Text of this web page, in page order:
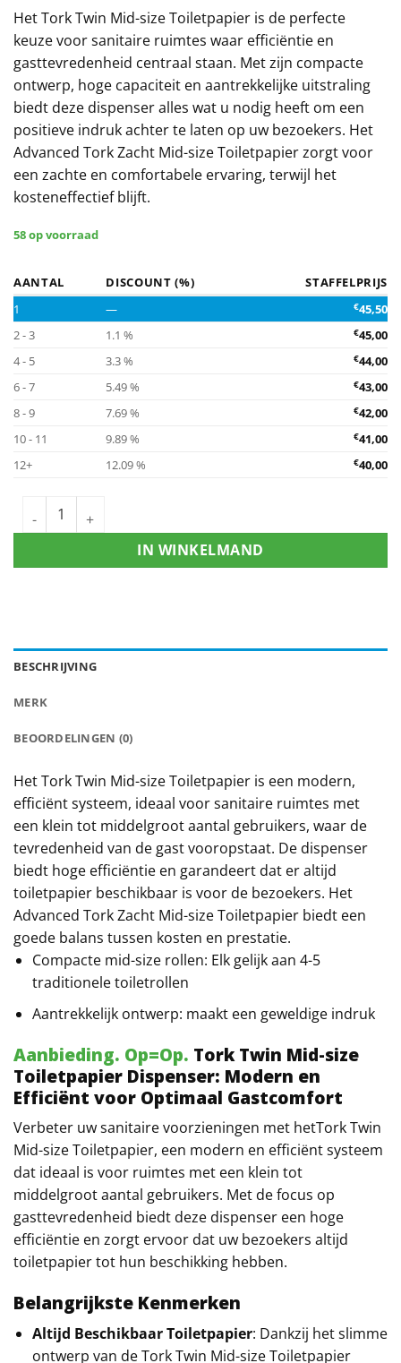
Het Tork Twin Mid-size Toiletpapier is de perfecte
keuze voor sanitaire ruimtes waar efficiëntie en
gasttevredenheid centraal staan. Met zijn compacte
ontwerp, hoge capaciteit en aantrekkelijke uitstraling
biedt deze dispenser alles wat u nodig heeft om een
positieve indruk achter te laten op uw bezoekers. Het
Advanced Tork Zacht Mid-size Toiletpapier zorgt voor
een zachte en comfortabele ervaring, terwijl het
kosteneffectief blijft.
58 op voorraad
AANTAL DISCOUNT (%)
STAFFELPRIJS
1
— €45,50
2 - 3
1.1 % €45,00
4 - 5
3.3 % €44,00
6 - 7
5.49 % €43,00
8 - 9
7.69 % €42,00
10 - 11
9.89 % €41,00
12+
12.09 % €40,00
IN WINKELMAND
BESCHRIJVING
MERK
BEOORDELINGEN (0)
Het Tork Twin Mid-size Toiletpapier is een modern,
efficiënt systeem, ideaal voor sanitaire ruimtes met
een klein tot middelgroot aantal gebruikers, waar de
tevredenheid van de gast vooropstaat. De dispenser
biedt hoge efficiëntie en garandeert dat er altijd
toiletpapier beschikbaar is voor de bezoekers. Het
Advanced Tork Zacht Mid-size Toiletpapier biedt een
goede balans tussen kosten en prestatie.
Compacte mid-size rollen: Elk gelijk aan 4-5
traditionele toiletrollen
Aantrekkelijk ontwerp: maakt een geweldige indruk
Aanbieding. Op=Op. Tork Twin Mid-size
Toiletpapier Dispenser: Modern en
Efficiënt voor Optimaal Gastcomfort
Verbeter uw sanitaire voorzieningen met hetTork Twin
Mid-size Toiletpapier, een modern en efficiënt systeem
dat ideaal is voor ruimtes met een klein tot
middelgroot aantal gebruikers. Met de focus op
gasttevredenheid biedt deze dispenser een hoge
efficiëntie en zorgt ervoor dat uw bezoekers altijd
toiletpapier tot hun beschikking hebben.
Belangrijkste Kenmerken
Altijd Beschikbaar Toiletpapier: Dankzij het slimme
ontwerp van de Tork Twin Mid-size Toiletpapier